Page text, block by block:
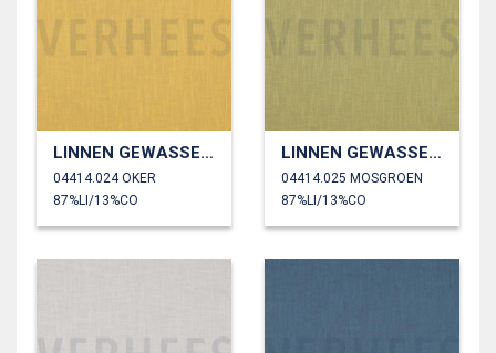
LINNEN GEWASSEN 230 GM2
04414.024 OKER
87%LI/13%CO
LINNEN GEWASSEN 230 GM2
04414.025 MOSGROEN
87%LI/13%CO